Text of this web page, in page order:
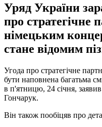
Уряд України
про стратегічне
німецьким
стане відомим
Угода про стратегічне
бути наповнена багатьма
в п'ятницю, 24 січня,
Гончарук.
Він також пообіцяв про